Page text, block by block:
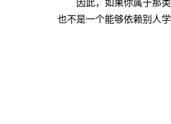
也不是一个能够依赖别人学